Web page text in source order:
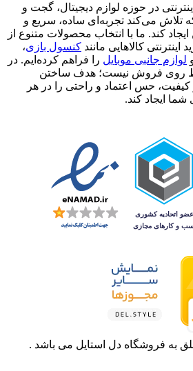
در حوزه لوازم دیجیتال، گجت و
تلاش می‌کند تجربه‌ای ساده، سریع و
ایجاد کند. ما با انتخاب محصولات متنوع از
کالاهایی مانند کنسول بازی،
لوازم جانبی موبایل را فراهم کرده‌ایم. در
روی فروش نیست؛ هدف ساختن
حس اعتماد و راحتی را در هر
شما ایجاد کند.
به فروشگاه دل استایل می باشد .